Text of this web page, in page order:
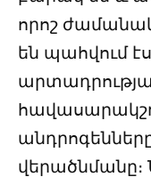
որոշ
են պահվում
վերածնմանը։